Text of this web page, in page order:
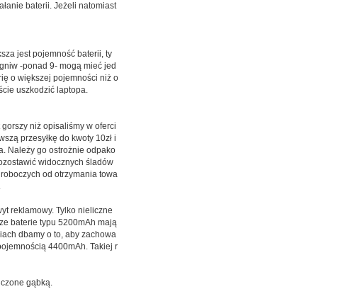
baterii. Jeżeli natomiast
jest pojemność baterii, ty
-ponad 9- mogą mieć jed
o większej pojemności niż o
uszkodzić laptopa.
niż opisaliśmy w oferci
przesyłkę do kwoty 10zł i
Należy go ostrożnie odpako
widocznych śladów
od otrzymania towa
reklamowy. Tylko nieliczne
baterie typu 5200mAh mają
dbamy o to, aby zachowa
4400mAh. Takiej r
gąbką.